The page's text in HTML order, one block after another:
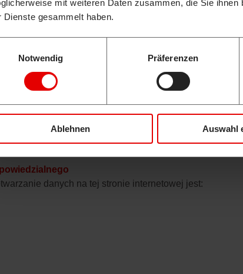
mit weiteren Daten zusammen, die Sie
Dienste gesammelt haben.
Notwendig
Präferenzen
Ablehnen Auswahl
ochrona danych osobowych użytkowników jest
prywatności.
gromadzone są różne dane osobowe. Dane
gromadzimy i do czego je wykorzystujemy.
(np. podczas komunikacji mailowej) może
danych na tej stronie internetowej jest: